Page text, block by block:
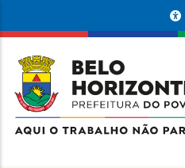
conteúdo
principal
da
Prefeitura
de